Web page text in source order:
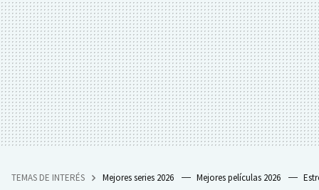
TEMAS DE INTERÉS Mejores series 2026 Mejores películas 2026